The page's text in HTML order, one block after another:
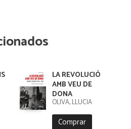
LA REVOLUCIÓ
AMB VEU DE
DONA
OLIVA, LLÚCIA
Comprar